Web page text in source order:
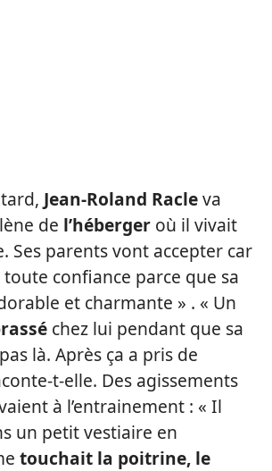
Jean-Roland Racleva
de l’héberger où il vivait
Ses parents vont accepter car
confiance parce que sa
et charmante » . « Un
chez lui pendant que sa
là. Après ça a pris de
t-elle. Des agissements
à l’entrainement : « Il
un petit vestiaire en
touchait la poitrine, le